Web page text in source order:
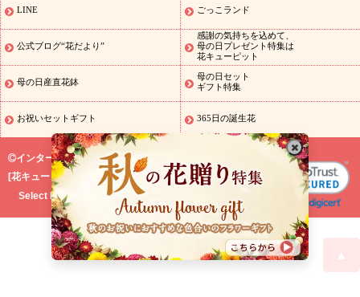
トギフト
「きょう誕生日なんです」キャンペーン
用途から探す お祝いの花特集 当日配達特急便
お祝い商品一覧
お祝い
開店・開業祝い 新築・引っ越し祝い 退職祝い
退院祝い・快気祝い
い
プチギフト ペットのお祝いフラワー お中元・暑中見舞い
当日配達特急便 お供え
お悔やみ商品一覧
お供え・お悔やみの花
四十九日法要以降に贈る
花
お供え お花とセットギフト
ザーブドフラワー
ペットのお供えフラワー
お盆（新盆・初盆）
その他
お祝い返し お見舞い お取り寄せギフト ビジネス用
ご
自宅用
観葉植物 ミディ胡蝶蘭 プリザーブドフラワー
スタイ
ルから探す
アレンジメント 花束 スタンド花 お祝い
お供
え・お悔やみ
胡蝶蘭 胡蝶蘭・花鉢 ミディ胡蝶蘭・お祝い
ミデ
ィ胡蝶蘭・お供え
世界初の青色胡蝶蘭 観葉植物 観葉植物
多肉植物
プリザーブドフラワー お祝い お供え・お悔やみ
LINE ごっこランド
公式ブログ“花だより”
感謝の気持ちを込めて、
母の日プレゼント特集は
花キューピット
母の日産直花鉢
母の日セット
ギフト特集
お祝いセットギフト 365日の誕生花
インターネット花キューピット
[花キューピット株式会社]
Select Language